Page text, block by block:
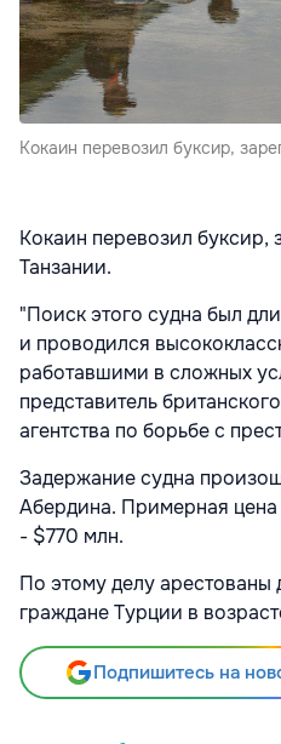
Кокаин перевозил буксир,
Кокаин перевозил буксир,
Танзании.
"Поиск этого судна был
и проводился
работавшими в сложных
представитель
агентства по борьбе с
Задержание судна
Абердина. Примерная цена
- $770 млн.
По этому делу арестованы
граждане Турции в
Подпишитесь на